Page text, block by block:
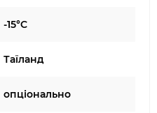
-15°C
Таїланд
опціонально